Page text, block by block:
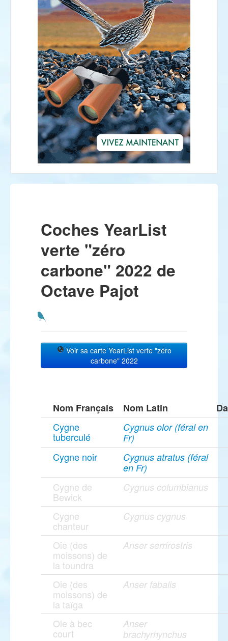
Coches YearList
verte "zéro
carbone" 2022 de
Octave Pajot
Voir sa carte YearList verte "zéro
carbone" 2022
Nom Français Nom Latin
Cygne
tuberculé
Cygnus olor (féral en
Fr)
Cygne noir
Cygnus atratus (féral
en Fr)
Cygne de
Bewick
Cygnus columbianus
Cygne
chanteur
Cygnus cygnus
Oie (des
moissons) de
la toundra
Anser serrirostris
Oie (des
moissons) de
la taïga
Anser fabalis
Oie à bec
court
Anser
brachyrhynchus